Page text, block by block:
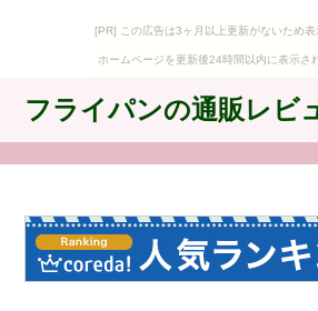
[PR] この広告は3ヶ月以上更新がないため表
ホームページを更新後24時間以内に表示さ
フライパンの通販レビ